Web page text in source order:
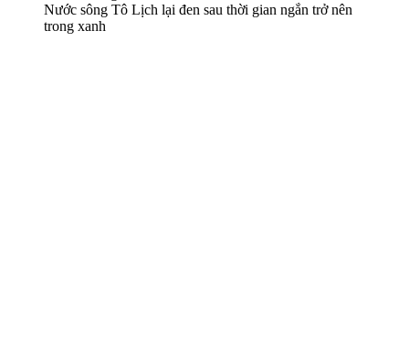
Nước sông Tô Lịch lại đen sau thời gian ngắn trở nên
trong xanh